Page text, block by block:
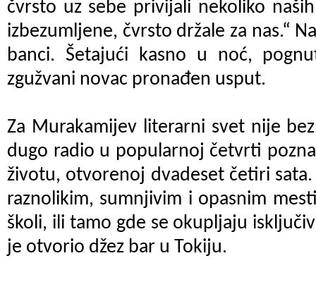
čvrsto uz sebe privijali nekoliko
izbezumljene, čvrsto držale za nas.“
banci. Šetajući kasno u noć,
zgužvani novac pronađen usput.
Za Murakamijev literarni svet nije
dugo radio u popularnoj četvrti
životu, otvorenoj dvadeset četiri
raznolikim, sumnjivim i opasnim
školi, ili tamo gde se okupljaju
je otvorio džez bar u Tokiju.